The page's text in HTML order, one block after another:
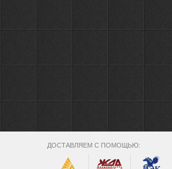
ДОСТАВЛЯЕМ С ПОМОЩЬЮ: